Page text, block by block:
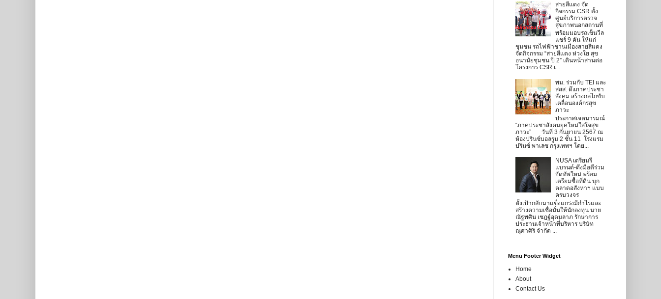
สายสีแดง จัด
กิจกรรม CSR ตั้ง
ศูนย์บริการตรวจ
สุขภาพนอกสถานที่
พร้อมมอบรถเข็นวีล
แชร์ 9 คัน ให้แก่
ชุมชน รถไฟฟ้าชานเมืองสายสีแดง
จัดกิจกรรม “สายสีแดง ห่วงใย สุข
อนามัยชุมชน ปี 2” เดินหน้าสานต่อ
โครงการ CSR เ...
พม. ร่วมกับ TEI และ
สสส. ดึงภาคประชา
สังคม สร้างกลไกขับ
เคลื่อนองค์กรสุข
ภาวะ
ประกาศเจตนารมณ์
“ภาคประชาสังคมยุคใหม่ใส่ใจสุข
ภาวะ” วันที่ 3 กันยายน 2567 ณ
ห้องปรินซ์บอลรูม 2 ชั้น 11 โรงแรม
ปรินซ์ พาเลซ กรุงเทพฯ โดย...
NUSA เตรียมรี
แบรนด์-ดึงมือดีร่วม
จัดทัพใหม่ พร้อม
เตรียมซื้อที่ดิน บุก
ตลาดอสังหาฯ แบบ
ครบวงจร
ตั้งเป้ากลับมาแข็งแกร่งมีกำไรและ
สร้างความเชื่อมั่นให้นักลงทุน นาย
ณัฐพศิน เชฎฐ์อุดมลาภ รักษาการ
ประธานเจ้าหน้าที่บริหาร บริษัท
ณุศาศิริ จำกัด ...
Menu Footer Widget
Home
About
Contact Us